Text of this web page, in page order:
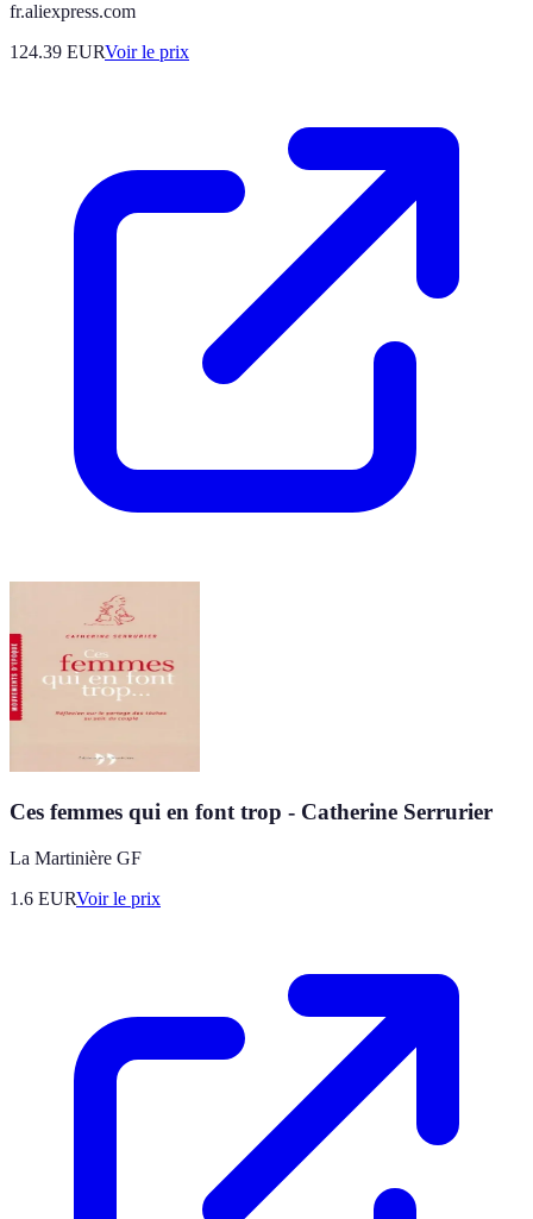
fr.aliexpress.com
124.39 EURVoir le prix
Ces femmes qui en font trop - Catherine Serrurier
La Martinière GF
1.6 EURVoir le prix